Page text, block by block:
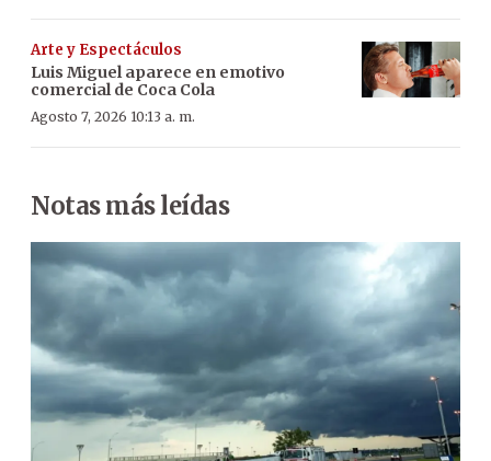
Arte y Espectáculos
Luis Miguel aparece en emotivo
comercial de Coca Cola
Agosto 7, 2026 10:13 a. m.
Notas más leídas